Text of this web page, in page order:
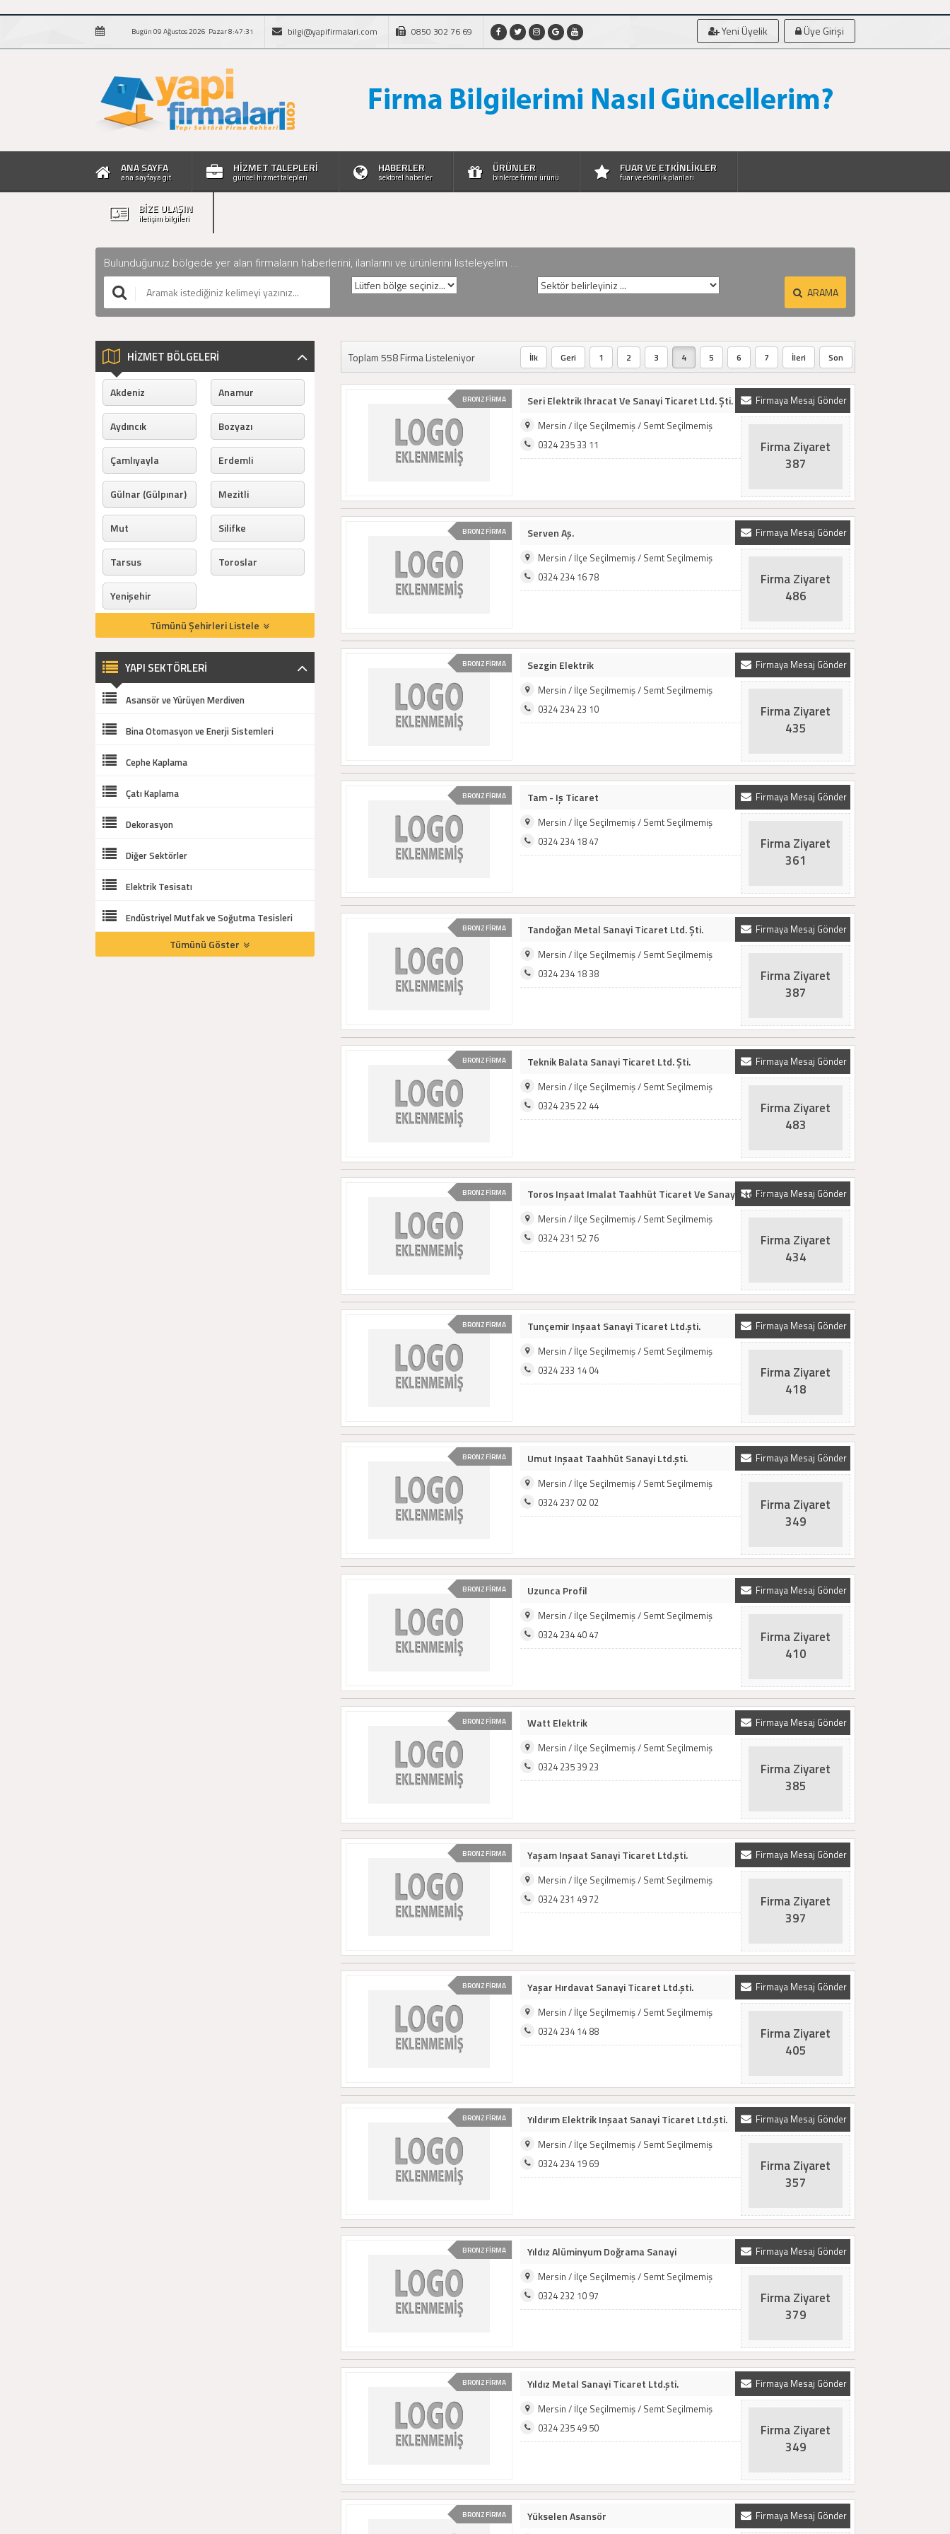
Bugün 09 Ağustos 2026 Pazar 8:47:32 bilgi@yapifirmalari.com 0850 302 76 69 Yeni Üyelik Üye Girişi
ANA SAYFA
ana sayfaya git
HİZMET TALEPLERİ
güncel hizmet talepleri
HABERLER
sektörel haberler
ÜRÜNLER
binlerce firma ürünü
FUAR VE ETKİNLİKLER
fuar ve etkinlik planları
BİZE ULAŞIN
iletişim bilgileri
Bulunduğunuz bölgede yer alan firmaların haberlerini, ilanlarını ve ürünlerini listeleyelim ...
ARAMA
HİZMET BÖLGELERİ
Akdeniz Anamur
Aydıncık Bozyazı
Çamlıyayla Erdemli
Gülnar (Gülpınar) Mezitli
Mut Silifke
Tarsus Toroslar
Yenişehir
Tümünü Şehirleri Listele
YAPI SEKTÖRLERİ
Asansör ve Yürüyen Merdiven
Bina Otomasyon ve Enerji Sistemleri
Cephe Kaplama
Çatı Kaplama
Dekorasyon
Diğer Sektörler
Elektrik Tesisatı
Endüstriyel Mutfak ve Soğutma Tesisleri
Tümünü Göster
Toplam 558 Firma Listeleniyor İlk Geri 1 2 3 4 5 6 7 İleri Son
BRONZ FİRMA Firmaya Mesaj Gönder
Seri Elektrik Ihracat Ve Sanayi Ticaret Ltd. Şti.
Mersin / İlçe Seçilmemiş / Semt Seçilmemiş
0324 235 33 11
Firma Ziyaret
387
BRONZ FİRMA Firmaya Mesaj Gönder
Serven Aş.
Mersin / İlçe Seçilmemiş / Semt Seçilmemiş
0324 234 16 78
Firma Ziyaret
486
BRONZ FİRMA Firmaya Mesaj Gönder
Sezgin Elektrik
Mersin / İlçe Seçilmemiş / Semt Seçilmemiş
0324 234 23 10
Firma Ziyaret
435
BRONZ FİRMA Firmaya Mesaj Gönder
Tam - Iş Ticaret
Mersin / İlçe Seçilmemiş / Semt Seçilmemiş
0324 234 18 47
Firma Ziyaret
361
BRONZ FİRMA Firmaya Mesaj Gönder
Tandoğan Metal Sanayi Ticaret Ltd. Şti.
Mersin / İlçe Seçilmemiş / Semt Seçilmemiş
0324 234 18 38
Firma Ziyaret
387
BRONZ FİRMA Firmaya Mesaj Gönder
Teknik Balata Sanayi Ticaret Ltd. Şti.
Mersin / İlçe Seçilmemiş / Semt Seçilmemiş
0324 235 22 44
Firma Ziyaret
483
BRONZ FİRMA Firmaya Mesaj Gönder
Toros Inşaat Imalat Taahhüt Ticaret Ve Sanayi Ltd. Şti.
Mersin / İlçe Seçilmemiş / Semt Seçilmemiş
0324 231 52 76
Firma Ziyaret
434
BRONZ FİRMA Firmaya Mesaj Gönder
Tunçemir Inşaat Sanayi Ticaret Ltd.şti.
Mersin / İlçe Seçilmemiş / Semt Seçilmemiş
0324 233 14 04
Firma Ziyaret
418
BRONZ FİRMA Firmaya Mesaj Gönder
Umut Inşaat Taahhüt Sanayi Ltd.şti.
Mersin / İlçe Seçilmemiş / Semt Seçilmemiş
0324 237 02 02
Firma Ziyaret
349
BRONZ FİRMA Firmaya Mesaj Gönder
Uzunca Profil
Mersin / İlçe Seçilmemiş / Semt Seçilmemiş
0324 234 40 47
Firma Ziyaret
410
BRONZ FİRMA Firmaya Mesaj Gönder
Watt Elektrik
Mersin / İlçe Seçilmemiş / Semt Seçilmemiş
0324 235 39 23
Firma Ziyaret
385
BRONZ FİRMA Firmaya Mesaj Gönder
Yaşam Inşaat Sanayi Ticaret Ltd.şti.
Mersin / İlçe Seçilmemiş / Semt Seçilmemiş
0324 231 49 72
Firma Ziyaret
397
BRONZ FİRMA Firmaya Mesaj Gönder
Yaşar Hırdavat Sanayi Ticaret Ltd.şti.
Mersin / İlçe Seçilmemiş / Semt Seçilmemiş
0324 234 14 88
Firma Ziyaret
405
BRONZ FİRMA Firmaya Mesaj Gönder
Yıldırım Elektrik Inşaat Sanayi Ticaret Ltd.şti.
Mersin / İlçe Seçilmemiş / Semt Seçilmemiş
0324 234 19 69
Firma Ziyaret
357
BRONZ FİRMA Firmaya Mesaj Gönder
Yıldız Alüminyum Doğrama Sanayi
Mersin / İlçe Seçilmemiş / Semt Seçilmemiş
0324 232 10 97
Firma Ziyaret
379
BRONZ FİRMA Firmaya Mesaj Gönder
Yıldız Metal Sanayi Ticaret Ltd.şti.
Mersin / İlçe Seçilmemiş / Semt Seçilmemiş
0324 235 49 50
Firma Ziyaret
349
BRONZ FİRMA Firmaya Mesaj Gönder
Yükselen Asansör